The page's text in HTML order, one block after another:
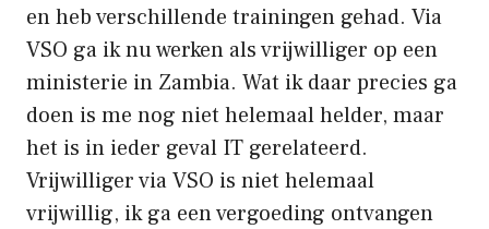
en heb verschillende trainingen gehad. Via
VSO ga ik nu werken als vrijwilliger op een
ministerie in Zambia. Wat ik daar precies ga
doen is me nog niet helemaal helder, maar
het is in ieder geval IT gerelateerd.
Vrijwilliger via VSO is niet helemaal
vrijwillig, ik ga een vergoeding ontvangen